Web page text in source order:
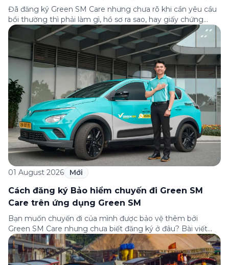
hỗ trợ
Đã đăng ký Green SM Care nhưng chưa rõ khi cần yêu cầu
bồi thường thì phải làm gì, hồ sơ ra sao, hay giấy chứng
nhận bảo hiểm tìm ở đâu? Bài viết này tổng hợp đầy đủ các
câu hỏi thường gặp nhất về quy trình bồi thường và hỗ trợ
của Green […]
01 August 2026 Mới
Cách đăng ký Bảo hiểm chuyến đi Green SM
Care trên ứng dụng Green SM
Bạn muốn chuyến đi của mình được bảo vệ thêm bởi
Green SM Care nhưng chưa biết đăng ký ở đâu? Bài viết
dưới đây sẽ hướng dẫn chi tiết cách tham gia (và hủy tham
gia) gói bảo hiểm này ngay trên ứng dụng Green SM, cùng
những lưu ý quan trọng trước khi […]